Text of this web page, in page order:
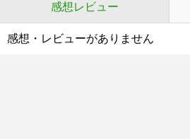
感想レビュー
感想・レビューがありません